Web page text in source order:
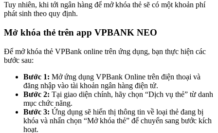
Tuy nhiên, khi tới ngân hàng để mở khóa thẻ sẽ có một khoản phí
phát sinh theo quy định.
Mở khóa thẻ trên app VPBANK NEO
Để mở khóa thẻ VPBank online trên ứng dụng, bạn thực hiện các
bước sau:
Bước 1: Mở ứng dụng VPBank Online trên điện thoại và
đăng nhập vào tài khoản ngân hàng điện tử.
Bước 2: Tại giao diện chính, hãy chọn “Dịch vụ thẻ” từ danh
mục chức năng.
Bước 3: Ứng dụng sẽ hiển thị thông tin về loại thẻ đang bị
khóa và nhấn chọn “Mở khóa thẻ” để chuyển sang bước kích
hoạt.